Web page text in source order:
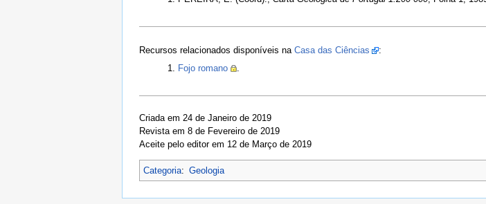
Recursos relacionados disponíveis na Casa das Ciências
:
Fojo romano
.
Criada em 24 de Janeiro de 2019
Revista em 8 de Fevereiro de 2019
Aceite pelo editor em 12 de Março de 2019
Categoria: Geologia